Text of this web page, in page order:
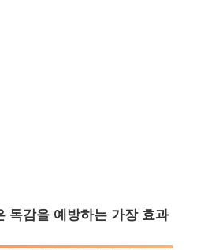
독감을 예방하는 가장 효과